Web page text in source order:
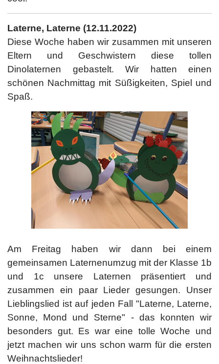
Laterne, Laterne (12.11.2022)
Diese Woche haben wir zusammen mit unseren
Eltern und Geschwistern diese tollen
Dinolaternen gebastelt. Wir hatten einen
schönen Nachmittag mit Süßigkeiten, Spiel und
Spaß.
​​​​​Am Freitag haben wir dann bei einem
gemeinsamen Laternenumzug mit der Klasse 1b
und 1c unsere Laternen präsentiert und
zusammen ein paar Lieder gesungen. Unser
Lieblingslied ist auf jeden Fall "Laterne, Laterne,
Sonne, Mond und Sterne" - das konnten wir
besonders gut. Es war eine tolle Woche und
jetzt machen wir uns schon warm für die ersten
Weihnachtslieder!